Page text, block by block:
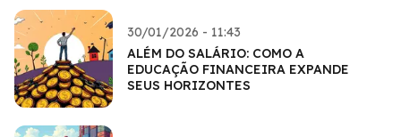
30/01/2026 - 11:43
ALÉM DO SALÁRIO: COMO A
EDUCAÇÃO FINANCEIRA EXPANDE
SEUS HORIZONTES